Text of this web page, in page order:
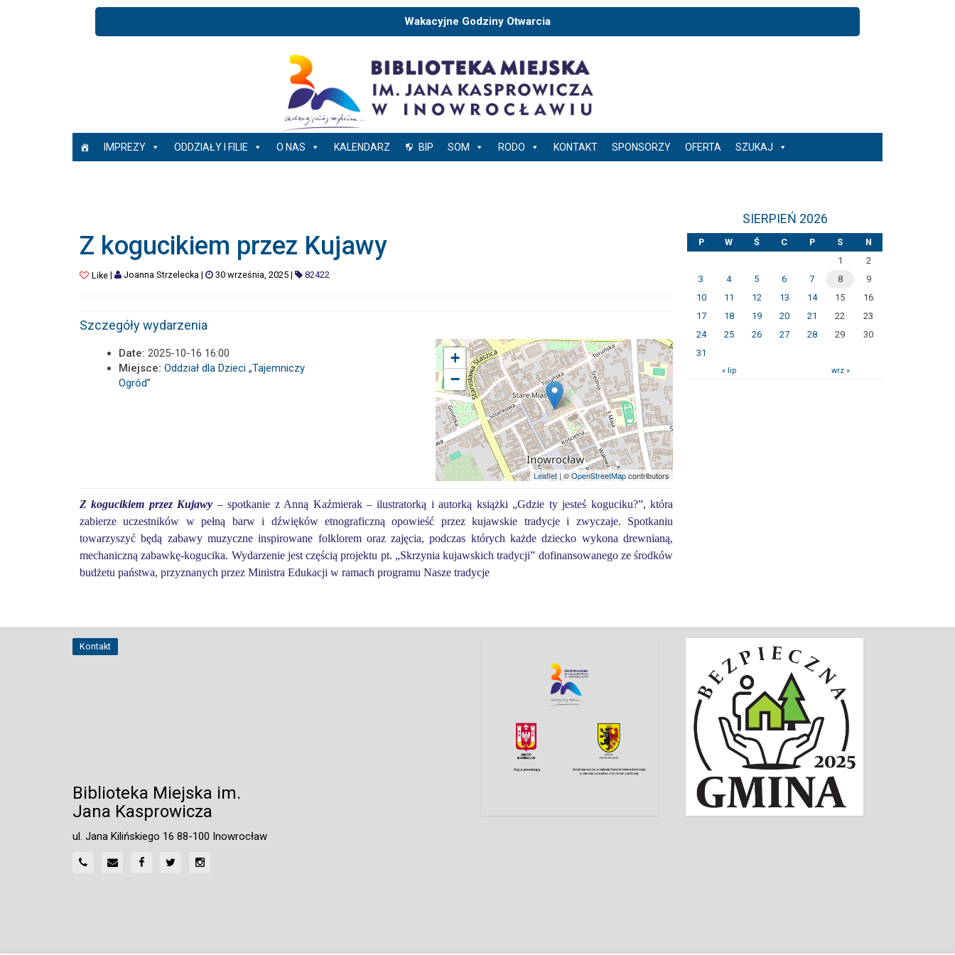
Wakacyjne Godziny Otwarcia
IMPREZY ODDZIAŁY I FILIE O NAS KALENDARZ BIP SOM RODO KONTAKT SPONSORZY OFERTA SZUKAJ
Z kogucikiem przez Kujawy
Like| Joanna Strzelecka| 30 września, 2025| 82422
Szczegóły wydarzenia
Date: 2025-10-16 16:00
Miejsce: Oddział dla Dzieci „Tajemniczy
Ogród”
+
−
Leaflet | ©OpenStreetMapcontributors
Z kogucikiem przez Kujawy – spotkanie z Anną Kaźmierak – ilustratorką i autorką książki „Gdzie ty jesteś koguciku?”, która
zabierze uczestników w pełną barw i dźwięków etnograficzną opowieść przez kujawskie tradycje i zwyczaje. Spotkaniu
towarzyszyć będą zabawy muzyczne inspirowane folklorem oraz zajęcia, podczas których każde dziecko wykona drewnianą,
mechaniczną zabawkę-kogucika. Wydarzenie jest częścią projektu pt. „Skrzynia kujawskich tradycji” dofinansowanego ze środków
budżetu państwa, przyznanych przez Ministra Edukacji w ramach programu Nasze tradycje
SIERPIEŃ 2026
P W Ś C P S
N
1
2
3
4 5 6 7 8
9
10
11 12 13 14 15
16
17
18 19 20 21 22
23
24
25 26 27 28 29
30
31
« lip wrz »
Kontakt
Biblioteka Miejska im.
Jana Kasprowicza
ul. Jana Kilińskiego 16 88-100 Inowrocław